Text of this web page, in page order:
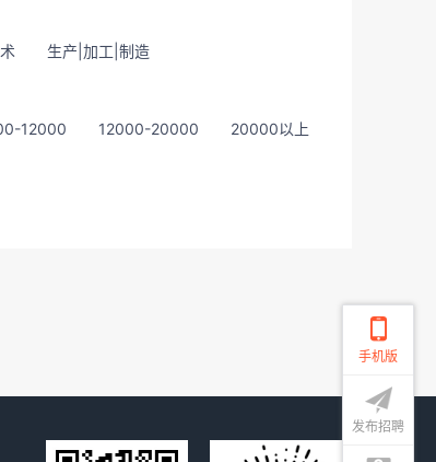
生产|加工|制造
12000 12000-20000 20000以上
手机版
发布招聘